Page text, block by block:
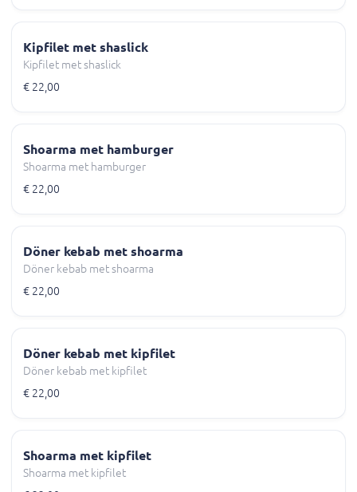
Kipfilet met shaslick
Kipfilet met shaslick
€ 22,00
Shoarma met hamburger
Shoarma met hamburger
€ 22,00
Döner kebab met shoarma
Döner kebab met shoarma
€ 22,00
Döner kebab met kipfilet
Döner kebab met kipfilet
€ 22,00
Shoarma met kipfilet
Shoarma met kipfilet